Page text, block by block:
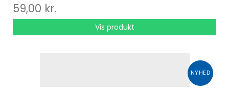
59,00 kr.
Vis produkt
NYHED